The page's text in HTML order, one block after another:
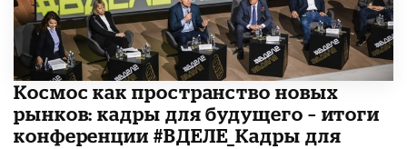
Космос как пространство новых
рынков: кадры для будущего – итоги
конференции #ВДЕЛЕ_Кадры для